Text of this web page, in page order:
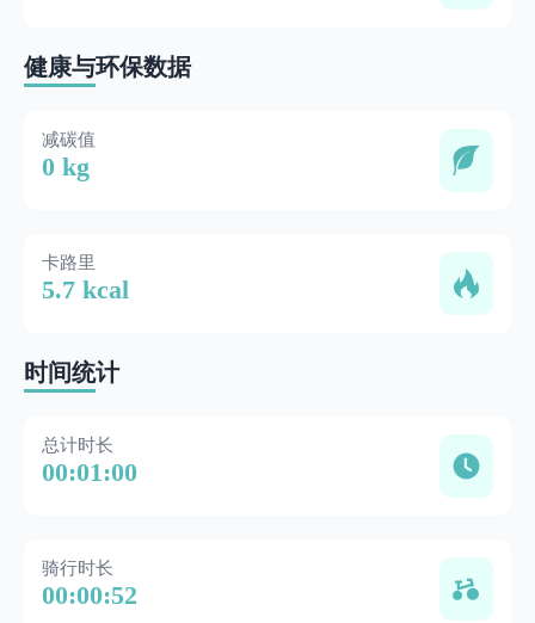
健康与环保数据
减碳值
0 kg
卡路里
5.7 kcal
时间统计
总计时长
00:01:00
骑行时长
00:00:52